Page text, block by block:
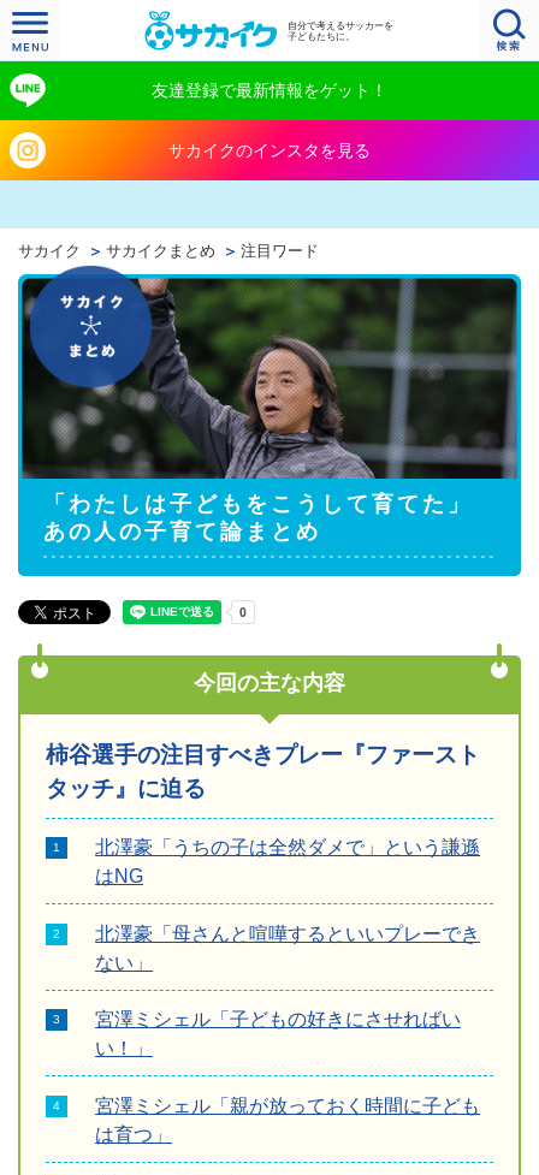
自分で考えるサッカーを
子どもたちに。
友達登録で最新情報をゲット！
サカイクのインスタを見る
サカイク サカイクまとめ 注目ワード
「わたしは子どもをこうして育てた」
あの人の子育て論まとめ
今回の主な内容
柿谷選手の注目すべきプレー『ファースト
タッチ』に迫る
北澤豪「うちの子は全然ダメで」という謙遜
はNG
北澤豪「母さんと喧嘩するといいプレーでき
ない」
宮澤ミシェル「子どもの好きにさせればい
い！」
宮澤ミシェル「親が放っておく時間に子ども
は育つ」